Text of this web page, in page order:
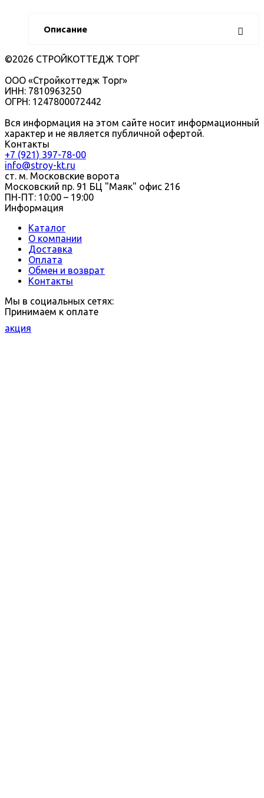
Описание
©2026 СТРОЙКОТТЕДЖ ТОРГ
ООО «Стройкоттедж Торг»
ИНН: 7810963250
ОГРН: 1247800072442
Вся информация на этом сайте носит информационный
характер и не является публичной офертой.
Контакты
+7 (921) 397-78-00
info@stroy-kt.ru
ст. м. Московские ворота
Московский пр. 91 БЦ "Маяк" офис 216
ПН-ПТ: 10:00 – 19:00
Информация
Каталог
О компании
Доставка
Оплата
Обмен и возврат
Контакты
Мы в социальных сетях:
Принимаем к оплате
акция